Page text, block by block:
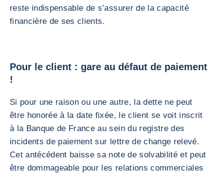
reste indispensable de s’assurer de la capacité
financière de ses clients.
Pour le client : gare au défaut de paiement
!
Si pour une raison ou une autre, la dette ne peut
être honorée à la date fixée, le client se voit inscrit
à la Banque de France au sein du registre des
incidents de paiement sur lettre de change relevé.
Cet antécédent baisse sa note de solvabilité et peut
être dommageable pour les relations commerciales